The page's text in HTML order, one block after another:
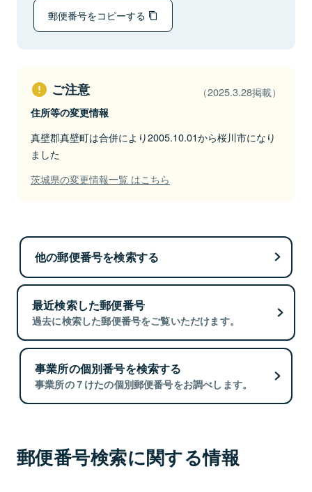
郵便番号をコピーする
ご注意 （2025.3.28掲載）
住所等の変更情報
真壁郡真壁町は合併により2005.10.01から桜川市になり
ました
茨城県の変更情報一覧 はこちら
他の郵便番号を検索する
最近検索した郵便番号
過去に検索した郵便番号をご覧いただけます。
事業所の個別番号を検索する
事業所の７けたの個別郵便番号をお調べします。
郵便番号検索に関する情報